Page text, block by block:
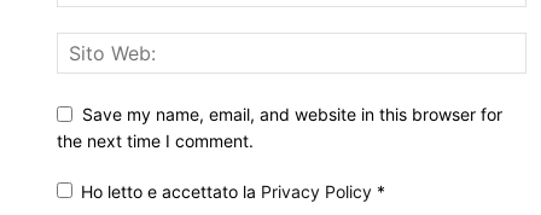
Save my name, email, and website in this browser for
the next time I comment.
Ho letto e accettato la Privacy Policy *